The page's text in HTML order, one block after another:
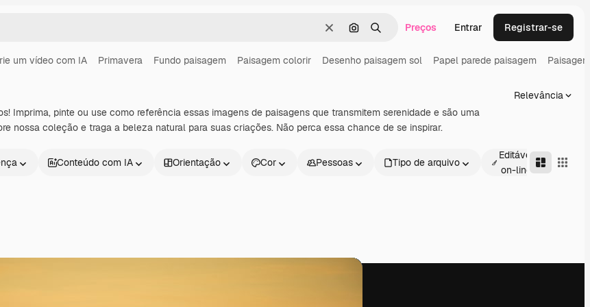
LimparPesquisar por imagem
BuscarPreços Entrar Registrar-se
um vídeo com IA Primavera Fundo paisagem Paisagem colorir Desenho paisagem sol Papel parede paisagem
Imprima, pinte ou use como referência essas imagens de paisagens que transmitem serenidade e são uma
nossa coleção e traga a beleza natural para suas criações. Não perca essa chance de se inspirar.
Relevância
Conteúdo com IA Orientação Cor Pessoas Tipo de arquivo
Editável
on-line